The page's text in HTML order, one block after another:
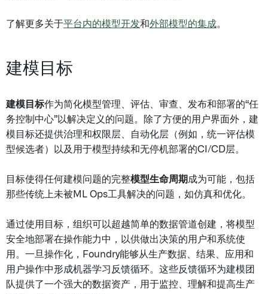
了解更多关于平台内的模型开发和外部模型的集成。
建模目标
建模目标作为简化模型管理、评估、审查、发布和部署的“任
务控制中心”以解决定义的问题。除了方便的用户界面外，建
模目标还提供治理和权限层、自动化层（例如，统一评估模
型候选者）以及用于模型持续和无停机部署的CI/CD层。
目标使得任何建模问题的完整模型生命周期成为可能，包括
那些传统上未被ML Ops工具解决的问题，如仿真和优化。
通过使用目标，组织可以超越简单的数据管道创建，将模型
安全地部署在操作能力中，以供做出决策的用户和系统使
用。一旦操作化，Foundry能够从生产数据、结果、应用和
用户操作中形成机器学习反馈循环。这些反馈循环为建模团
队提供了一个强大的数据资产，用于监控、理解和提高生产